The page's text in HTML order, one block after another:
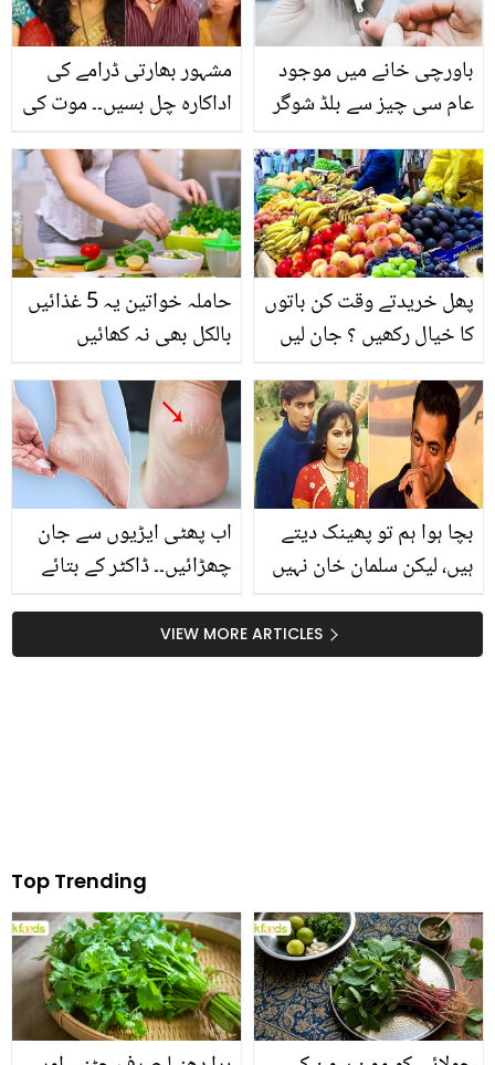
مشہور بھارتی ڈرامے کی
اداکارہ چل بسیں۔۔ موت کی
باورچی خانے میں موجود
عام سی چیز سے بلڈ شوگر
ہے؟ جانیئے ایسا گھریلو
نسخہ جو کرے کچھ ہی دیر
میں بڑھی ہوئی شوگر کو
کم
حاملہ خواتین یہ 5 غذائیں
بالکل بھی نہ کھائیں
پھل خریدتے وقت کن باتوں
کا خیال رکھیں ؟ جان لیں
نہیں کر رہے ۔۔۔
اب پھٹی ایڑیوں سے جان
چھڑائیں۔۔ ڈاکٹر کے بتائے
مدد سے آپ پھٹی ایڑیوں کا
علاج گھر بیٹھے کر سکتے
بچا ہوا ہم تو پھینک دیتے
ہیں، لیکن سلمان خان نہیں
کے بچے ہوئے کھانے کی
ایسی حقیقت بتا دی کہ
VIEW MORE ARTICLES
Top Trending